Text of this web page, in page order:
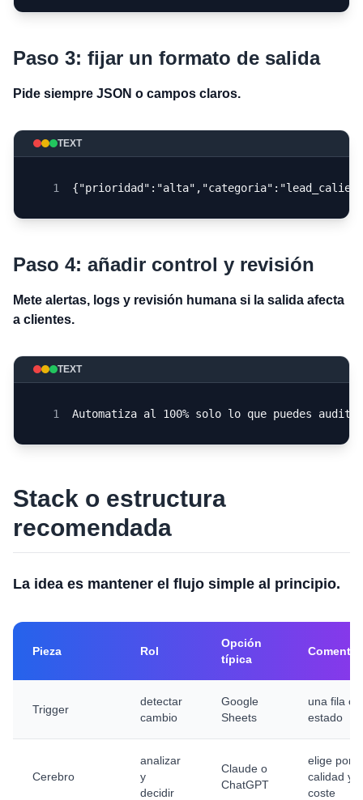
Paso 3: fijar un formato de salida
Pide siempre JSON o campos claros.
TEXT
1
Paso 4: añadir control y revisión
Mete alertas, logs y revisión humana si la salida afecta
a clientes.
TEXT
1 Automatiza al 100% solo lo que puedes
Stack o estructura
recomendada
La idea es mantener el flujo simple al principio.
Pieza Rol
Opción
típica
Trigger
detectar
cambio
Google
Sheets
una fila o
estado
Cerebro
analizar
y
decidir
Claude o
ChatGPT
elige por
calidad y
coste